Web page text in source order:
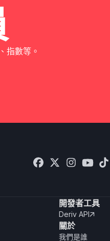
指數等。
開發者工具
Deriv API
關於
我們是誰